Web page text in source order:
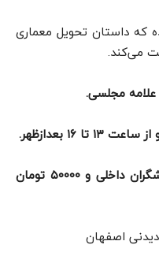
که داستان تحویل معماری
می‌کند.
علامه مجلسی.
هزینه ورودی: ۵۰۰۰ تومان برای گردشگران داخلی و ۵۰۰۰۰ تومان